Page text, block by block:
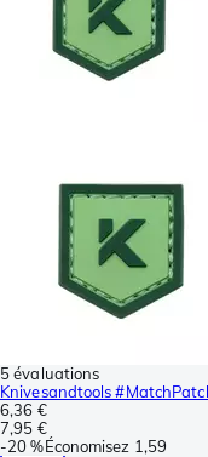
5 évaluations
Knivesandtools
6,36 €
7,95 €
-20 %Économisez 1,59